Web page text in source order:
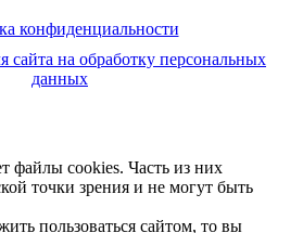
конфиденциальности
сайта на обработку персональных
данных
файлы cookies. Часть из них
точки зрения и не могут быть
пользоваться сайтом, то вы